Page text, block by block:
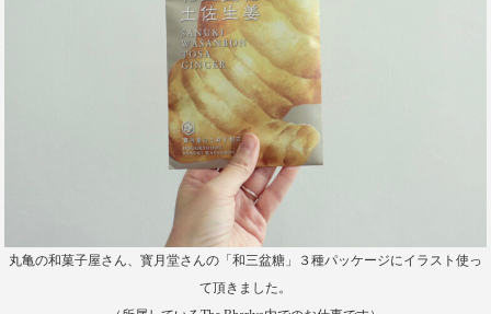
丸亀の和菓子屋さん、寳月堂さんの「和三盆糖」３種パッケージにイラスト使っ
て頂きました。